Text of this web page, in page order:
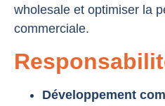
wholesale et optimiser la
commerciale.
Développement